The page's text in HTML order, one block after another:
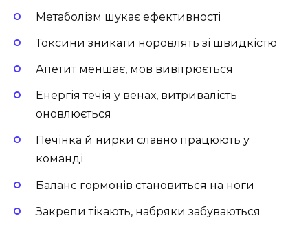
Метаболізм шукає ефективності
Токсини зникати норовлять зі швидкістю
Апетит меншає, мов вивітрюється
Енергія течія у венах, витривалість
оновлюється
Печінка й нирки славно працюють у
команді
Баланс гормонів становиться на ноги
Закрепи тікають, набряки забуваються